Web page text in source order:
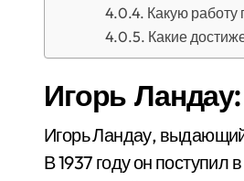
Какую работу
Какие
Игорь
Игорь Ландау,
В 1937 году он поступил